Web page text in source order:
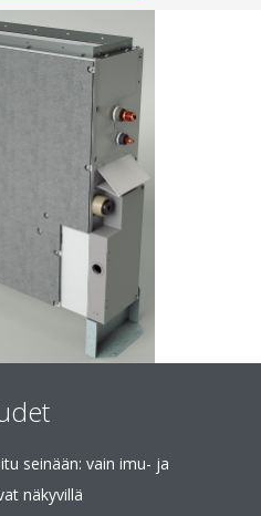
seinään: vain imu- ja
näkyvillä